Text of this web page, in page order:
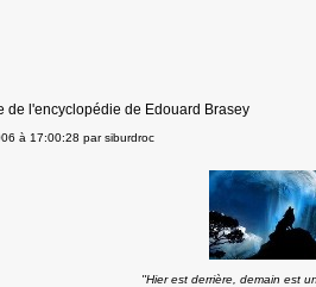
de l'encyclopédie de Edouard Brasey
à 17:00:28 par siburdroc
''Hier est derrière, demain est